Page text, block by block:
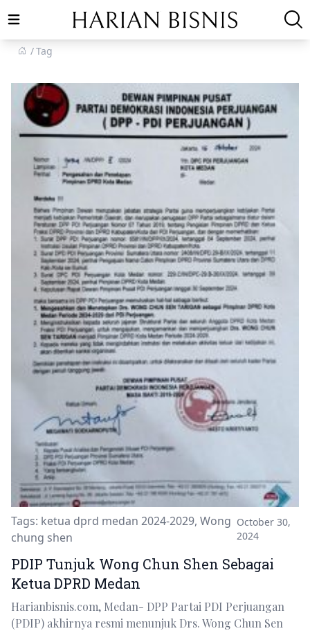
Open main menu
Tag
Tags: ketua dprd medan 2024-2029, Wong
chung shen
October 30,
2024
PDIP Tunjuk Wong Chun Shen Sebagai
Ketua DPRD Medan
Harianbisnis.com, Medan- DPP Partai PDI Perjuangan
(PDIP) akhirnya resmi menunjuk Drs. Wong Chun Sen